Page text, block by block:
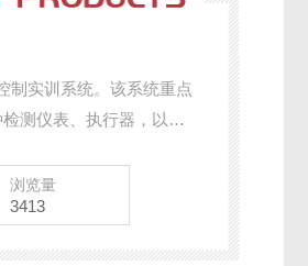
制实训系统。该系统重点
测仪表、执行器，以及
浏览量
3413